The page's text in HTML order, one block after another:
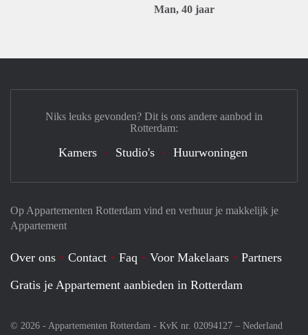
Man, 40 jaar
Op Appartementen Rotterdam vind en verhuur je makkelijk je
Appartement
Over ons Contact Faq Voor Makelaars
Partners
Gratis je Appartement aanbieden in Rotterdam
© 2026 - Appartementen Rotterdam - KvK nr. 02094127 – Nederland
Niks leuks gevonden? Dit is ons andere aanbod in
Rotterdam:
Kamers Studio's Huurwoningen